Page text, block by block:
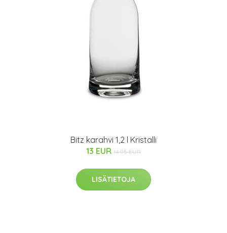
Bitz karahvi 1,2 l Kristalli
13 EUR 14.95 EUR
LISÄTIETOJA